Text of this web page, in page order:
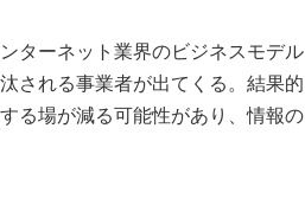
ターネット業界のビジネスモデル
される事業者が出てくる。結果的
る場が減る可能性があり、情報の